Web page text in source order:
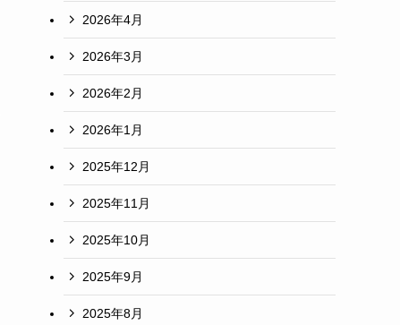
2026年4月
2026年3月
2026年2月
2026年1月
2025年12月
2025年11月
2025年10月
2025年9月
2025年8月